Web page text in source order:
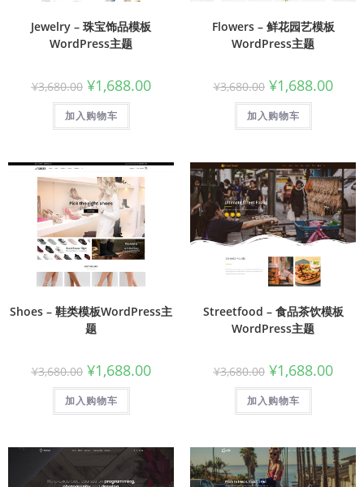
Jewelry – 珠宝饰品模板
WordPress主题
¥3,680.00 ¥1,688.00
加入购物车
Flowers – 鲜花园艺模板
WordPress主题
¥3,680.00 ¥1,688.00
加入购物车
Shoes – 鞋类模板WordPress主
题
¥3,680.00 ¥1,688.00
加入购物车
Streetfood – 食品茶饮模板
WordPress主题
¥3,680.00 ¥1,688.00
加入购物车